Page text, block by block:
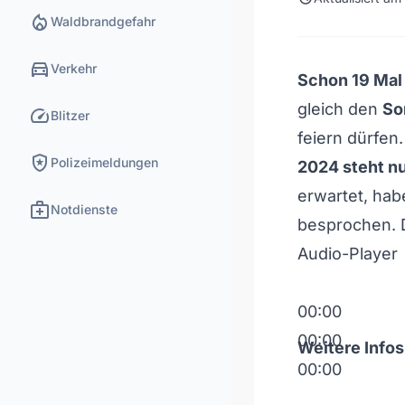
local_fire_department Waldbrandgefahr
directions_carVerkehr
speedBlitzer
local_police Polizeimeldungen
medical_servicesNotdienste
Schon 19
gleich den
feiern dürfen.
2024 steht
erwartet,
besprochen.
Audio-Player
00:00
00:00
00:00
Weitere